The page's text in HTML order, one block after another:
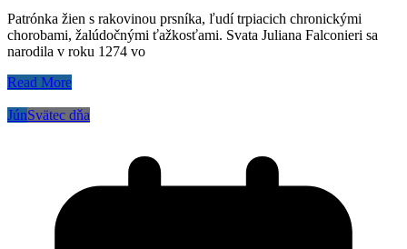
Patrónka žien s rakovinou prsníka, ľudí trpiacich chronickými
chorobami, žalúdočnými ťažkosťami. Svata Juliana Falconieri sa
narodila v roku 1274 vo
Read More
JúnSvätec dňa